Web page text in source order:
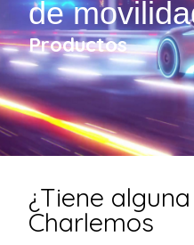
de
Productos
¿Tiene
Charlemos